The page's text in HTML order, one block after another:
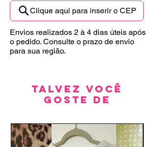
Clique aqui para inserir o CEP
Envios realizados 2 à 4 dias úteis após
o pedido. Consulte o prazo de envio
para sua região.
Talvez você
goste de